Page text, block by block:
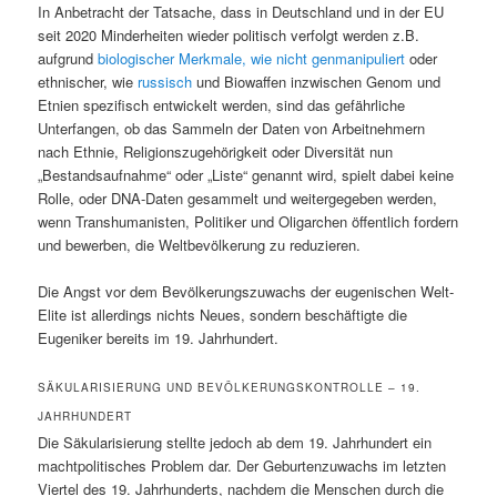
In Anbetracht der Tatsache, dass in Deutschland und in der EU
seit 2020 Minderheiten wieder politisch verfolgt werden z.B.
aufgrundbiologischer Merkmale, wie nicht genmanipuliertoder
ethnischer, wie russisch und Biowaffen inzwischen Genom und
Etnien spezifisch entwickelt werden, sind das gefährliche
Unterfangen, ob das Sammeln der Daten von Arbeitnehmern
nach Ethnie, Religionszugehörigkeit oder Diversität nun
„Bestandsaufnahme“ oder „Liste“ genannt wird, spielt dabei keine
Rolle, oder DNA-Daten gesammelt und weitergegeben werden,
wenn Transhumanisten, Politiker und Oligarchen öffentlich fordern
und bewerben, die Weltbevölkerung zu reduzieren.
Die Angst vor dem Bevölkerungszuwachs der eugenischen Welt-
Elite ist allerdings nichts Neues, sondern beschäftigte die
Eugeniker bereits im 19. Jahrhundert.
SÄKULARISIERUNG UND BEVÖLKERUNGSKONTROLLE – 19.
JAHRHUNDERT
Die Säkularisierung stellte jedoch ab dem 19. Jahrhundert ein
machtpolitisches Problem dar. Der Geburtenzuwachs im letzten
Viertel des 19. Jahrhunderts, nachdem die Menschen durch die